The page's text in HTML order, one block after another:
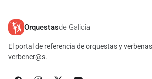
Orquestasde Galicia
El portal de referencia de orquestas y
verbener@s.